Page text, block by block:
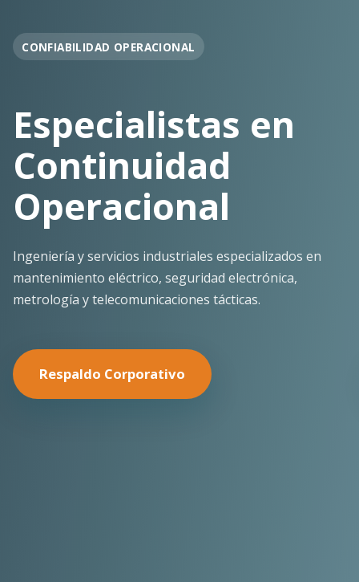
OPERACIÓN EN FAENA
Soporte
Operacional
Continuo
Despliegue ágil en terreno con los más altos
estándares de seguridad y calidad técnica para la
minería pesada.
Nuestras Soluciones